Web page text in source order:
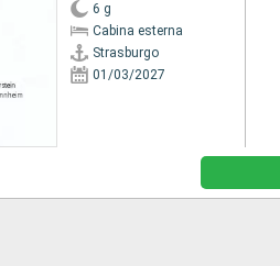
6 g
Cabina esterna
Strasburgo
01/03/2027